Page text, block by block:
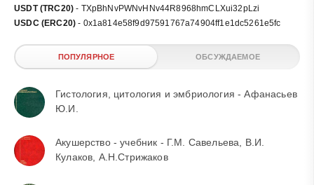
USDT (TRC20) - TXpBhNvPWNvHNv44R8968hmCLXui32pLzi
USDC (ERC20) - 0x1a814e58f9d97591767a74904ff1e1dc5261e5fc
ПОПУЛЯРНОЕ ОБСУЖДАЕМОЕ
Гистология, цитология и эмбриология - Афанасьев
Ю.И.
Акушерство - учебник - Г.М. Савельева, В.И.
Кулаков, А.Н.Стрижаков